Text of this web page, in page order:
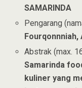
SAMARINDA
Pengarang
Fourqonnniah,
Abstrak (max.
Samarinda
kuliner yang